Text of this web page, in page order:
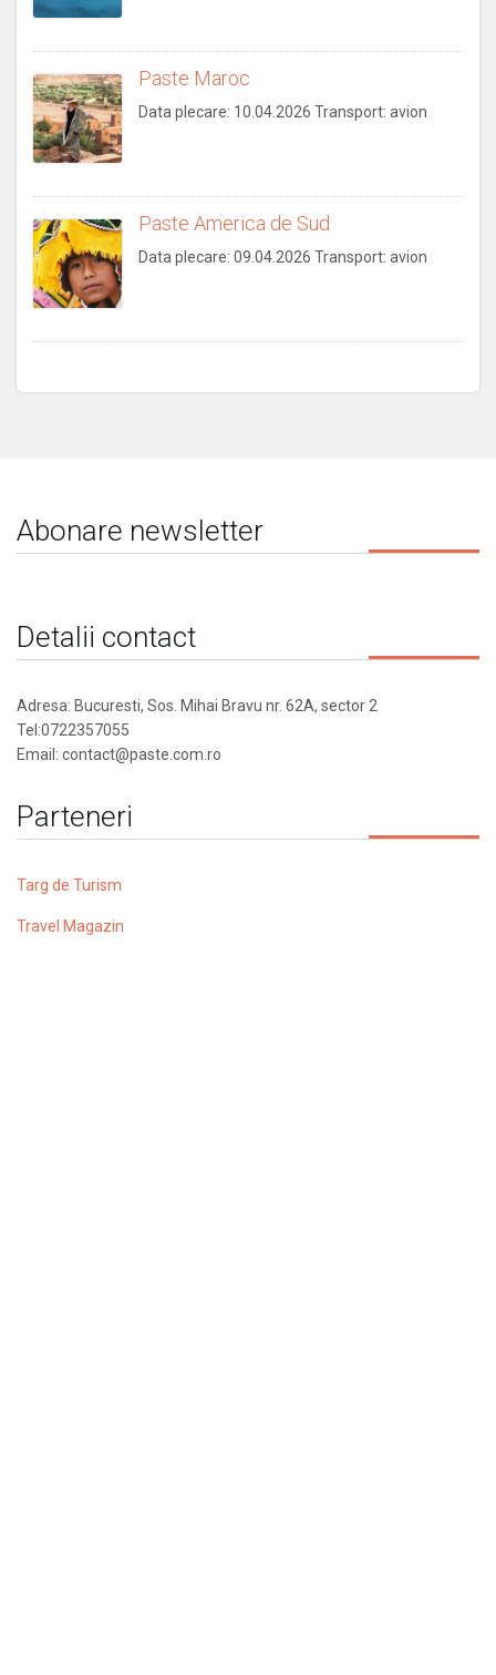
Paste Maroc
Data plecare: 10.04.2026 Transport: avion
Paste America de Sud
Data plecare: 09.04.2026 Transport: avion
Abonare newsletter
Detalii contact
Adresa: Bucuresti, Sos. Mihai Bravu nr. 62A, sector 2
Tel:0722357055
Email: contact@paste.com.ro
Parteneri
Targ de Turism
Travel Magazin